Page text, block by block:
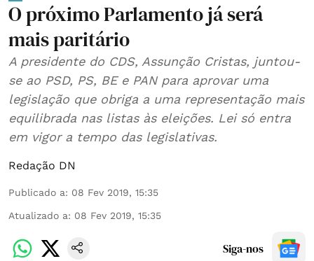
O próximo Parlamento já será
mais paritário
A presidente do CDS, Assunção Cristas, juntou-
se ao PSD, PS, BE e PAN para aprovar uma
legislação que obriga a uma representação mais
equilibrada nas listas às eleições. Lei só entra
em vigor a tempo das legislativas.
Redação DN
Publicado a: 08 Fev 2019, 15:35
Atualizado a: 08 Fev 2019, 15:35
Siga-nos